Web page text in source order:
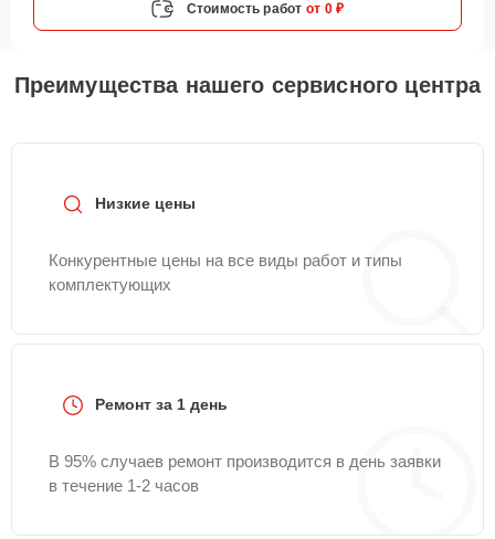
Стоимость работ от 0 ₽
Преимущества нашего сервисного центра
Низкие цены
Конкурентные цены на все виды работ и типы
комплектующих
Ремонт за 1 день
В 95% случаев ремонт производится в день заявки
в течение 1-2 часов